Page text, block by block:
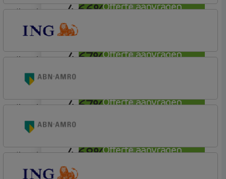
Offerte aanvragen
4,66%
Offerte aanvragen
lineair
4,67%
Offerte aanvragen
Tulp Riant Hypotheek
lineair
4,67%
Offerte aanvragen
Basistarief
lineair
4,68%
Woning
lineair
Woning